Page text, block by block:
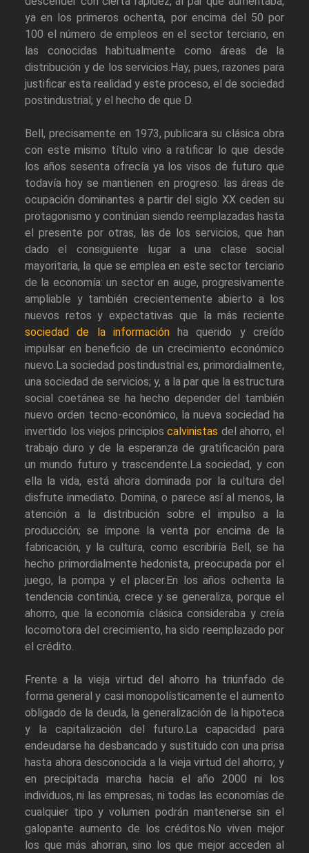
ya en los primeros ochenta, por encima del 50 por
100 el número de empleos en el sector terciario, en
las conocidas habitualmente como áreas de la
distribución y de los servicios.Hay, pues, razones para
justificar esta realidad y este proceso, el de sociedad
postindustrial; y el hecho de que D.
Bell, precisamente en 1973, publicara su clásica obra
con este mismo título vino a ratificar lo que desde
los años sesenta ofrecía ya los visos de futuro que
todavía hoy se mantienen en progreso: las áreas de
ocupación dominantes a partir del siglo XX ceden su
protagonismo y continúan siendo reemplazadas hasta
el presente por otras, las de los servicios, que han
dado el consiguiente lugar a una clase social
mayoritaria, la que se emplea en este sector terciario
de la economía: un sector en auge, progresivamente
ampliable y también crecientemente abierto a los
nuevos retos y expectativas que la más reciente
sociedad de la informaciónha querido y creído
impulsar en beneficio de un crecimiento económico
nuevo.La sociedad postindustrial es, primordialmente,
una sociedad de servicios; y, a la par que la estructura
social coetánea se ha hecho depender del también
nuevo orden tecno-económico, la nueva sociedad ha
invertido los viejos principioscalvinistas del ahorro, el
trabajo duro y de la esperanza de gratificación para
un mundo futuro y trascendente.La sociedad, y con
ella la vida, está ahora dominada por la cultura del
disfrute inmediato. Domina, o parece así al menos, la
atención a la distribución sobre el impulso a la
producción; se impone la venta por encima de la
fabricación, y la cultura, como escribiría Bell, se ha
hecho primordialmente hedonista, preocupada por el
juego, la pompa y el placer.En los años ochenta la
tendencia continúa, crece y se generaliza, porque el
ahorro, que la economía clásica consideraba y creía
locomotora del crecimiento, ha sido reemplazado por
el crédito.
Frente a la vieja virtud del ahorro ha triunfado de
forma general y casi monopolísticamente el aumento
obligado de la deuda, la generalización de la hipoteca
y la capitalización del futuro.La capacidad para
endeudarse ha desbancado y sustituido con una prisa
hasta ahora desconocida a la vieja virtud del ahorro; y
en precipitada marcha hacia el año 2000 ni los
individuos, ni las empresas, ni todas las economías de
cualquier tipo y volumen podrán mantenerse sin el
galopante aumento de los créditos.No viven mejor
los que más ahorran, sino los que mejor acceden al